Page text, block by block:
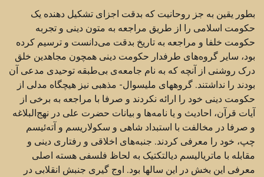
بطور یقین به جز روحانیت که بدقت اجزای تشکیل دهنده یک
حکومت اسلامی را از طریق مراجعه به متون دینی و تجربه
حکومت خلفا و مراجعه به تاریخ بدقت می‌دانست و ترسیم کرده
بود،‌ سایر گروه‌های طرفدار حکومت دینی همچون مجاهدین خلق
درک روشنی از آنچه که به نام جامعه‌ی بی‌طبقه توحیدی مدعی آن
بودند را نداشتند. گروههای ملیسوال- مذهبی نیز هیچگاه مدلی از
حکومت دینی خود را ارائه نکردند و صرفا با مراجعه به برخی از
آیات قرآن، احادیث و یا نامه‌ها و بیانات حضرت علی در نهج‌البلاغه
و صرفا در مخالفت با استبداد شاهی و سکولاریسم و آته‌ئیسم
چپ، خود را معرفی کردند. جنبه‌های اخلاقی و رفتاری دینی و
مقابله با ماتریالیسم دیالتکتیک به لحاظ فلسفی هسته اصلی
معرفی این بخش در این سالها بود. اوج گیری جنبش انقلابی در